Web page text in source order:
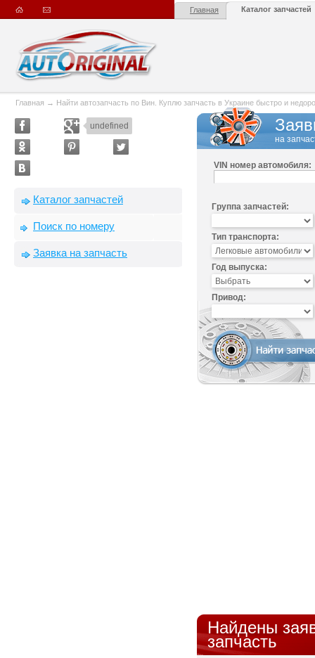
Главная Каталог запчастей
Главная → Найти автозапчасть по Вин. Куплю запчасть в Украине быстро и
undefined
Каталог запчастей
Поиск по номеру
Заявка на запчасть
на
VIN номер автомобиля:
Группа запчастей:
Тип транспорта:
Год выпуска:
Привод:
Найдены
запчасть